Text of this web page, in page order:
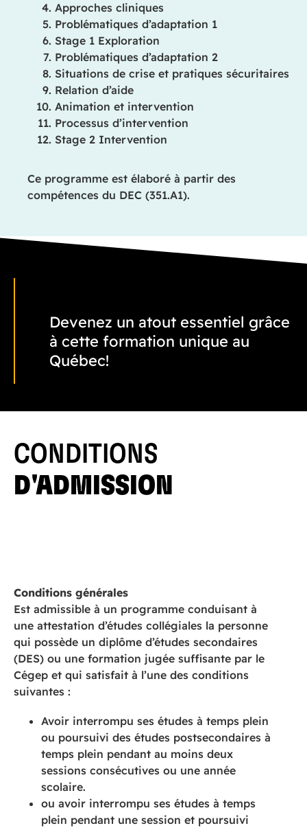
Approches cliniques
Problématiques d’adaptation 1
Stage 1 Exploration
Problématiques d’adaptation 2
Situations de crise et pratiques sécuritaires
Relation d’aide
Animation et intervention
Processus d’intervention
Stage 2 Intervention
Ce programme est élaboré à partir des
compétences du DEC (351.A1).
Devenez un atout essentiel grâce
à cette formation unique au
Québec!
CONDITIONS
D'ADMISSION
Conditions générales
Est admissible à un programme conduisant à
une attestation d’études collégiales la personne
qui possède un diplôme d’études secondaires
(DES) ou une formation jugée suffisante par le
Cégep et qui satisfait à l’une des conditions
suivantes :
Avoir interrompu ses études à temps plein
ou poursuivi des études postsecondaires à
temps plein pendant au moins deux
sessions consécutives ou une année
scolaire.
ou avoir interrompu ses études à temps
plein pendant une session et poursuivi